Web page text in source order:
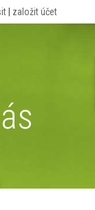
založit účet